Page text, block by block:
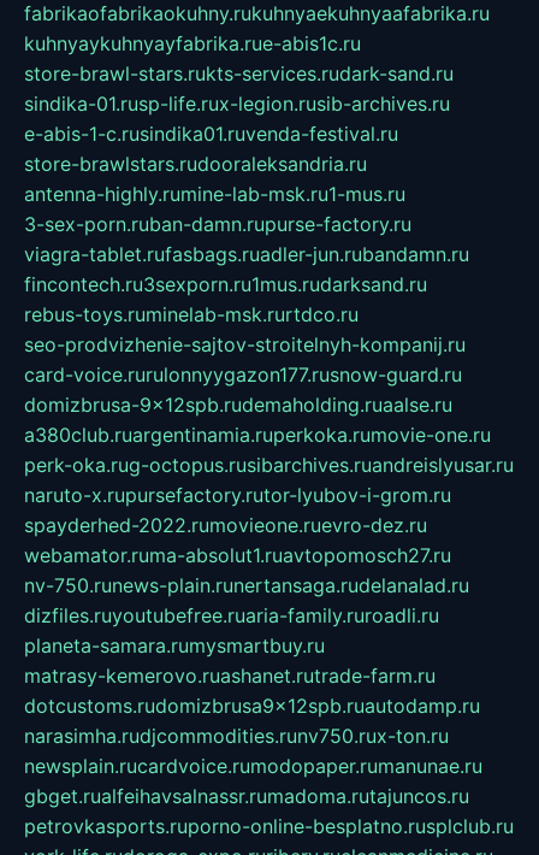
fabrikaofabrikaokuhny.rukuhnyaekuhnyaafabrika.ru
kuhnyaykuhnyayfabrika.rue-abis1c.ru
store-brawl-stars.rukts-services.rudark-sand.ru
sindika-01.rusp-life.rux-legion.rusib-archives.ru
e-abis-1-c.rusindika01.ruvenda-festival.ru
store-brawlstars.rudooraleksandria.ru
antenna-highly.rumine-lab-msk.ru1-mus.ru
3-sex-porn.ruban-damn.rupurse-factory.ru
viagra-tablet.rufasbags.ruadler-jun.rubandamn.ru
fincontech.ru3sexporn.ru1mus.rudarksand.ru
rebus-toys.ruminelab-msk.rurtdco.ru
seo-prodvizhenie-sajtov-stroitelnyh-kompanij.ru
card-voice.rurulonnyygazon177.rusnow-guard.ru
domizbrusa-9x12spb.rudemaholding.ruaalse.ru
a380club.ruargentinamia.ruperkoka.rumovie-one.ru
perk-oka.rug-octopus.rusibarchives.ruandreislyusar.ru
naruto-x.rupursefactory.rutor-lyubov-i-grom.ru
spayderhed-2022.rumovieone.ruevro-dez.ru
webamator.ruma-absolut1.ruavtopomosch27.ru
nv-750.runews-plain.runertansaga.rudelanalad.ru
dizfiles.ruyoutubefree.ruaria-family.ruroadli.ru
planeta-samara.rumysmartbuy.ru
matrasy-kemerovo.ruashanet.rutrade-farm.ru
dotcustoms.rudomizbrusa9x12spb.ruautodamp.ru
narasimha.rudjcommodities.runv750.rux-ton.ru
newsplain.rucardvoice.rumodopaper.rumanunae.ru
gbget.rualfeihavsalnassr.rumadoma.rutajuncos.ru
petrovkasports.ruporno-online-besplatno.rusplclub.ru